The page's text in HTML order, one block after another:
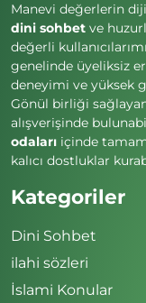
Manevi değerlerin
dini sohbet ve
değerli
genelinde üyeliksiz
deneyimi ve yüksek
Gönül birliği
alışverişinde
odaları içinde
kalıcı dostluklar
Kategoriler
Dini Sohbet
ilahi sözleri
İslami Konular